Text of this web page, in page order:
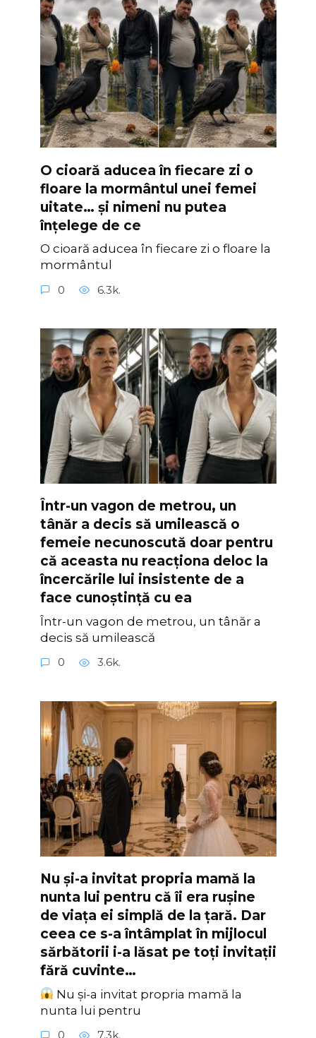
O cioară aducea în fiecare zi o
floare la mormântul unei femei
uitate… și nimeni nu putea
înțelege de ce
O cioară aducea în fiecare zi o floare la
mormântul
0 6.3k.
Într-un vagon de metrou, un
tânăr a decis să umilească o
femeie necunoscută doar pentru
că aceasta nu reacționa deloc la
încercările lui insistente de a
face cunoștință cu ea
Într-un vagon de metrou, un tânăr a
decis să umilească
0 3.6k.
Nu și-a invitat propria mamă la
nunta lui pentru că îi era rușine
de viața ei simplă de la țară. Dar
ceea ce s-a întâmplat în mijlocul
sărbătorii i-a lăsat pe toți invitații
fără cuvinte…
Nu și-a invitat propria mamă la
nunta lui pentru
0 7.3k.